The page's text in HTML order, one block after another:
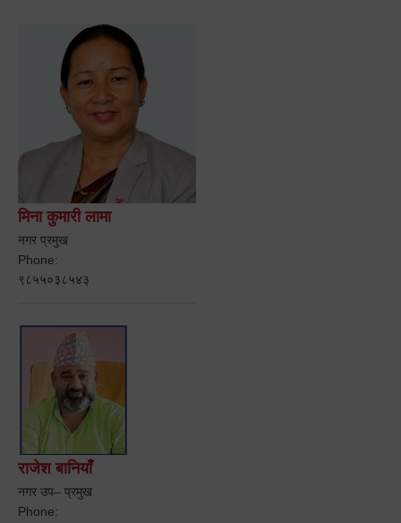
मिना कुमारी लामा
नगर प्रमुख
Phone:
९८५५०३८५४३
राजेश बानियाँ
नगर उप– प्रमुख
Phone: